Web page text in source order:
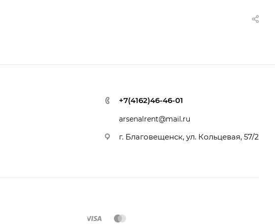
+7(4162)46-46-01
arsenalrent@mail.ru
г. Благовещенск, ул. Кольцевая, 57/2